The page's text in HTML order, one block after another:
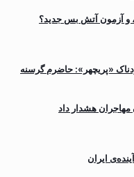
و آزمون آتش بس جدید؟
«پریچهر»: حاضرم گرسنه
مهاجران هشدار داد
ایران